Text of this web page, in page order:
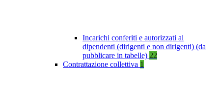
Incarichi conferiti e autorizzati ai
dipendenti (dirigenti e non dirigenti) (da
pubblicare in tabelle) 22
Contrattazione collettiva 1